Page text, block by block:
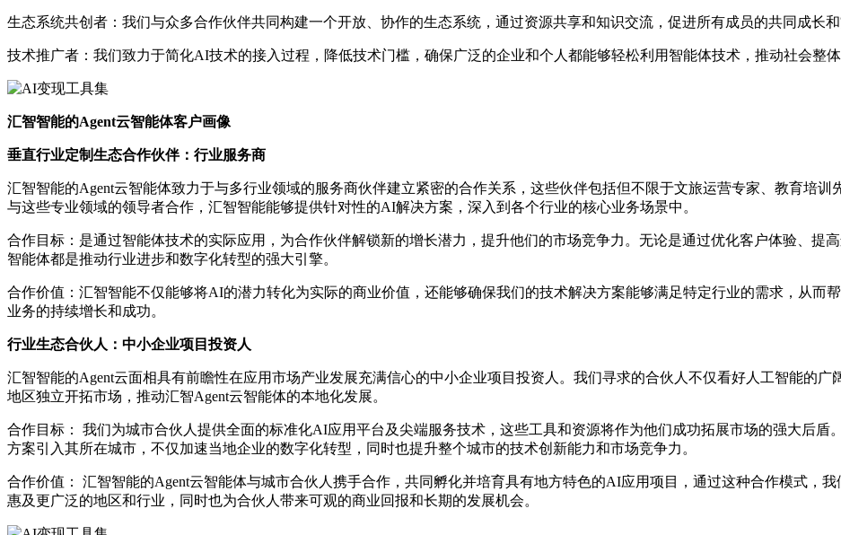
生态系统共创者：我们与众多合作伙伴共同构建一个开放、协作的生态系统，通过资源共享和知识交流，促进所有成员的共同成长和
技术推广者：我们致力于简化AI技术的接入过程，降低技术门槛，确保广泛的企业和个人都能够轻松利用智能体技术，推动社会整体
汇智智能的Agent云智能体客户画像
垂直行业定制生态合作伙伴：行业服务商
汇智智能的Agent云智能体致力于与多行业领域的服务商伙伴建立紧密的合作关系，这些伙伴包括但不限于文旅运营专家、教育培
与这些专业领域的领导者合作，汇智智能能够提供针对性的AI解决方案，深入到各个行业的核心业务场景中。
合作目标：是通过智能体技术的实际应用，为合作伙伴解锁新的增长潜力，提升他们的市场竞争力。无论是通过优化客户体验、提
智能体都是推动行业进步和数字化转型的强大引擎。
合作价值：汇智智能不仅能够将AI的潜力转化为实际的商业价值，还能够确保我们的技术解决方案能够满足特定行业的需求，从而
业务的持续增长和成功。
行业生态合伙人：中小企业项目投资人
汇智智能的Agent云面相具有前瞻性在应用市场产业发展充满信心的中小企业项目投资人。我们寻求的合伙人不仅看好人工智能的
地区独立开拓市场，推动汇智Agent云智能体的本地化发展。
合作目标： 我们为城市合伙人提供全面的标准化AI应用平台及尖端服务技术，这些工具和资源将作为他们成功拓展市场的强大后盾
方案引入其所在城市，不仅加速当地企业的数字化转型，同时也提升整个城市的技术创新能力和市场竞争力。
合作价值： 汇智智能的Agent云智能体与城市合伙人携手合作，共同孵化并培育具有地方特色的AI应用项目，通过这种合作模式，
惠及更广泛的地区和行业，同时也为合伙人带来可观的商业回报和长期的发展机会。